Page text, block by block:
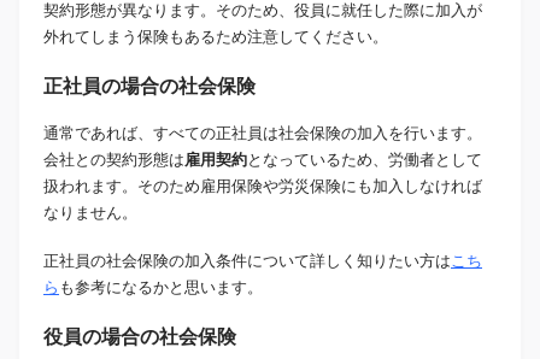
契約形態が異なります。そのため、役員に就任した際に加入が
外れてしまう保険もあるため注意してください。
正社員の場合の社会保険
通常であれば、すべての正社員は社会保険の加入を行います。
会社との契約形態は雇用契約となっているため、労働者として
扱われます。そのため雇用保険や労災保険にも加入しなければ
なりません。
正社員の社会保険の加入条件について詳しく知りたい方はこち
ら も参考になるかと思います。
役員の場合の社会保険